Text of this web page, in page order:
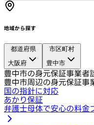
地域から探す
都道府県
大阪府
市区町村
豊中市
豊中市の身元保証事業者
豊中市周辺の身元保証事
国の指針に対応
あかり保証
弁護士母体で安心の料金